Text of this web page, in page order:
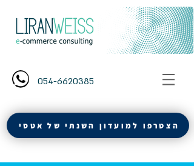
054-6620385
הצטרפו למועדון השנתי של אטסי